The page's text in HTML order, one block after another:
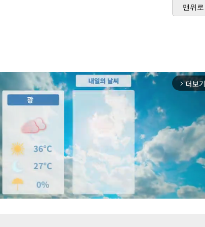
맨위로
arrow_forward_ios 더보기